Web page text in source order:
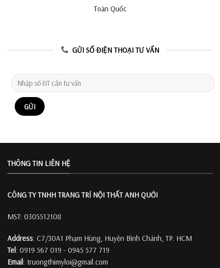
Toàn Quốc
GỬI SỐ ĐIỆN THOẠI TƯ VẤN
THÔNG TIN LIÊN HỆ
CÔNG TY TNHH TRANG TRÍ NỘI THẤT ANH QUỚI
MST: 0305512108
Address: C7/30A1 Phạm Hùng, Huyện Bình Chánh, TP. HCM
Tel: 0919 567 019 - 0945 577 719
Email: truongthimyloi@gmail.com